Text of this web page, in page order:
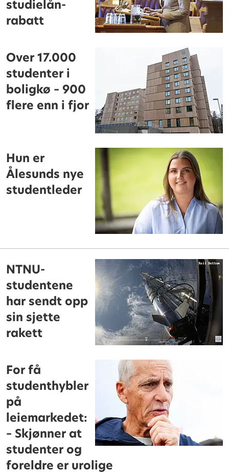
studielån-
rabatt
Over 17.000
studenter i
boligkø – 900
flere enn i fjor
Hun er
Ålesunds nye
studentleder
NTNU-
studentene
har sendt opp
sin sjette
rakett
For få
studenthybler
på
leiemarkedet:
– Skjønner at
studenter og
foreldre er urolige